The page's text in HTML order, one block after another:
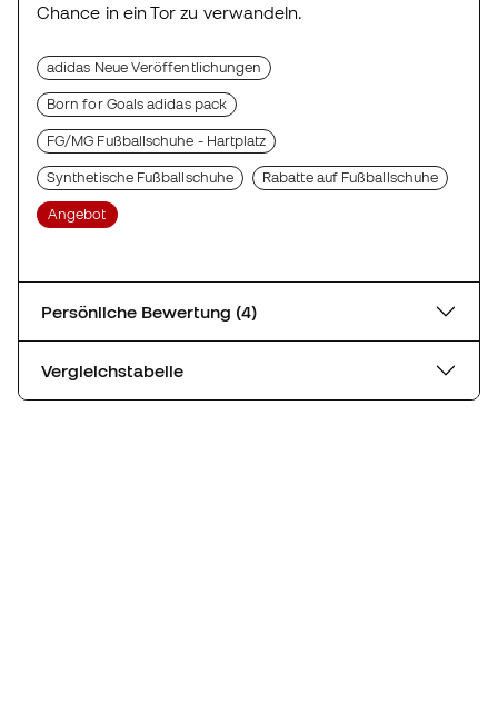
Chance in ein Tor zu verwandeln.
adidas Neue Veröffentlichungen
Born for Goals adidas pack
FG/MG Fußballschuhe - Hartplatz
Synthetische Fußballschuhe Rabatte auf Fußballschuhe
Angebot
Persönliche Bewertung (4)
Vergleichstabelle